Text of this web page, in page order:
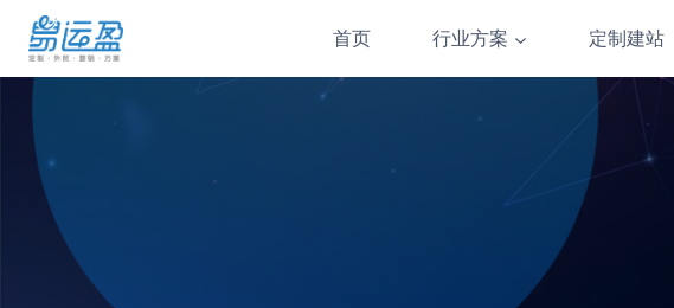
content
首页 行业方案 定制建站